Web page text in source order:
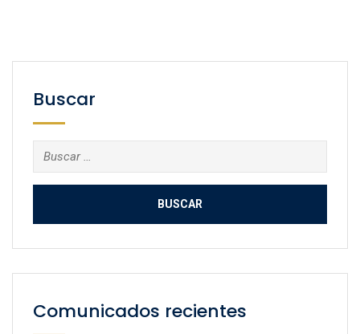
Buscar
Buscar:
Comunicados recientes